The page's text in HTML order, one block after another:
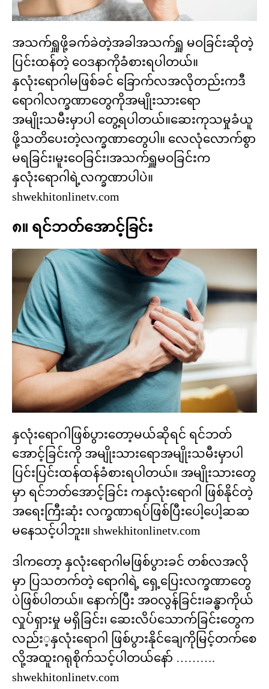
အသက်ရှူဖို့ခက်ခဲတဲ့အခါအသက်ရှူ မဝခြင်းဆိုတဲ့
ပြင်းထန်တဲ့ ဝေဒနာကိုခံစားရပါတယ်။
နှလုံးရောဂါမဖြစ်ခင် ခြောက်လအလိုတည်းကဒီ
ရောဂါလက္ခဏာတွေကိုအမျိုးသားရော
အမျိုးသမီးမှာပါ တွေ့ရပါတယ်။ဆေးကုသမှုခံယူ
ဖို့သတိပေးတဲ့လက္ခဏာတွေပါ။ လေလုံလောက်စွာ
မရခြင်း၊မူးဝေခြင်း၊အသက်ရှူမဝခြင်းက
နှလုံးရောဂါရဲ့လက္ခဏာပါပဲ။
shwekhitonlinetv.com
၈။ ရင်ဘတ်အောင့်ခြင်း
နှလုံးရောဂါဖြစ်ပွားတော့မယ်ဆိုရင် ရင်ဘတ်
အောင့်ခြင်းကို အမျိုးသားရောအမျိုးသမီးမှာပါ
ပြင်းပြင်းထန်ထန်ခံစားရပါတယ်။ အမျိုးသားတွေ
မှာ ရင်ဘတ်အောင့်ခြင်း ကနှလုံးရောဂါ ဖြစ်နိုင်တဲ့
အရေးကြီးဆုံး လက္ခဏာရပ်ဖြစ်ပြီးပေါ့ပေါ့ဆဆ
မနေသင့်ပါဘူး။ shwekhitonlinetv.com
ဒါကတော့ နှလုံးရောဂါမဖြစ်ပွားခင် တစ်လအလို
မှာ ပြသတက်တဲ့ ရောဂါရဲ့ ရှေ့ပြေးလက္ခဏာတွေ
ပဲဖြစ်ပါတယ်။ နောက်ပြီး အဝလွန်ခြင်း၊ခန္ဓာကိုယ်
လှုပ်ရှားမှု မရှိခြင်း၊ ဆေးလိပ်သောက်ခြင်းတွေက
လည်း့နှလုံးရောဂါ ဖြစ်ပွားနိုင်ချေကိုမြင့်တက်စေ
လို့အထူးဂရုစိုက်သင့်ပါတယ်နော် ……….
shwekhitonlinetv.com